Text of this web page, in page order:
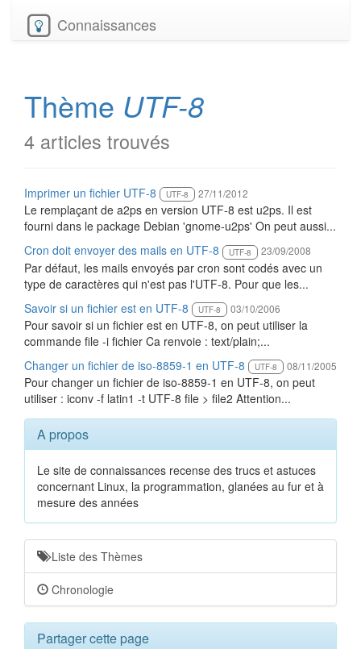
Connaissances
Thème UTF-8
4 articles trouvés
Imprimer un fichier UTF-8 UTF-8 27/11/2012
Le remplaçant de a2ps en version UTF-8 est u2ps. Il est
fourni dans le package Debian 'gnome-u2ps' On peut aussi...
Cron doit envoyer des mails en UTF-8
UTF-8 23/09/2008
Par défaut, les mails envoyés par cron sont codés avec un
type de caractères qui n'est pas l'UTF-8. Pour que les...
Savoir si un fichier est en UTF-8
UTF-8 03/10/2006
Pour savoir si un fichier est en UTF-8, on peut utiliser la
commande file -i fichier Ca renvoie : text/plain;...
Changer un fichier de iso-8859-1 en UTF-8
UTF-8 08/11/2005
Pour changer un fichier de iso-8859-1 en UTF-8, on peut
utiliser : iconv -f latin1 -t UTF-8 file > file2 Attention...
A propos
Le site de connaissances recense des trucs et astuces
concernant Linux, la programmation, glanées au fur et à
mesure des années
Liste des Thèmes
Chronologie
Partager cette page